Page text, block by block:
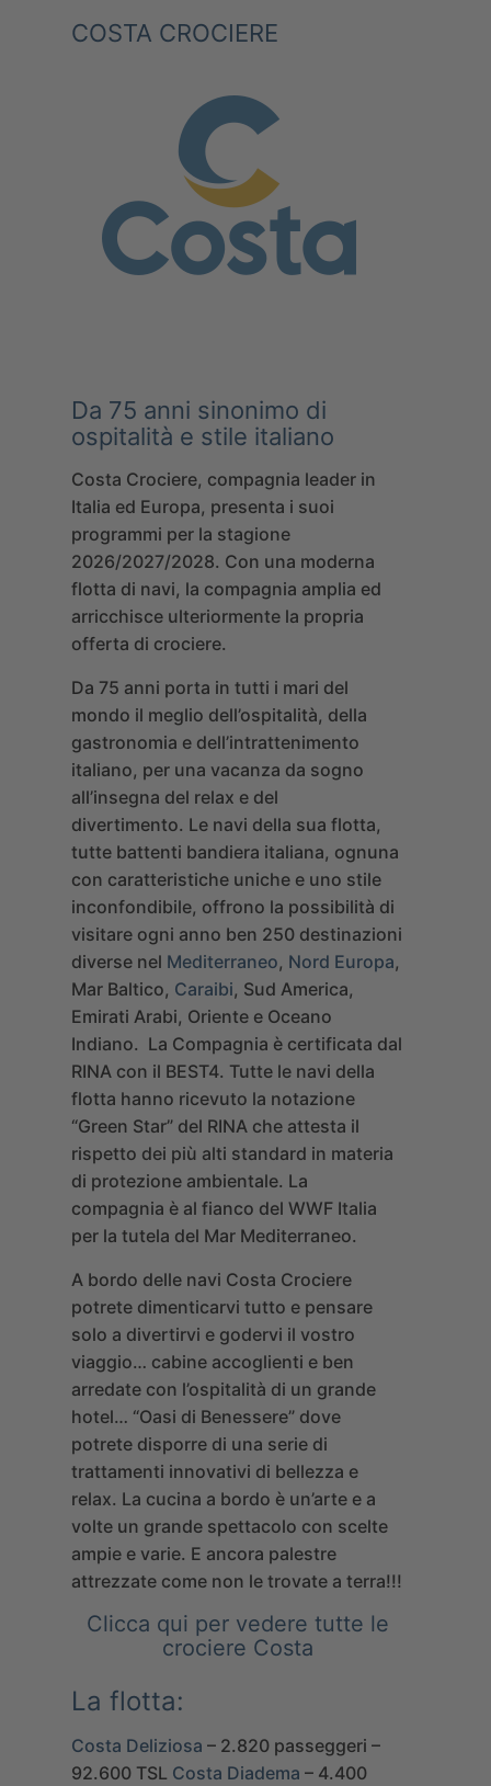
COSTA CROCIERE
Da 75 anni sinonimo di
ospitalità e stile italiano
Costa Crociere, compagnia leader in
Italia ed Europa, presenta i suoi
programmi per la stagione
2026/2027/2028. Con una moderna
flotta di navi, la compagnia amplia ed
arricchisce ulteriormente la propria
offerta di crociere.
Da 75 anni porta in tutti i mari del
mondo il meglio dell’ospitalità, della
gastronomia e dell’intrattenimento
italiano, per una vacanza da sogno
all’insegna del relax e del
divertimento. Le navi della sua flotta,
tutte battenti bandiera italiana, ognuna
con caratteristiche uniche e uno stile
inconfondibile, offrono la possibilità di
visitare ogni anno ben 250 destinazioni
diverse nel Mediterraneo, Nord Europa,
Mar Baltico, Caraibi, Sud America,
Emirati Arabi, Oriente e Oceano
Indiano. La Compagnia è certificata dal
RINA con il BEST4. Tutte le navi della
flotta hanno ricevuto la notazione
“Green Star” del RINA che attesta il
rispetto dei più alti standard in materia
di protezione ambientale. La
compagnia è al fianco del WWF Italia
per la tutela del Mar Mediterraneo.
A bordo delle navi Costa Crociere
potrete dimenticarvi tutto e pensare
solo a divertirvi e godervi il vostro
viaggio… cabine accoglienti e ben
arredate con l’ospitalità di un grande
hotel… “Oasi di Benessere” dove
potrete disporre di una serie di
trattamenti innovativi di bellezza e
relax. La cucina a bordo è un’arte e a
volte un grande spettacolo con scelte
ampie e varie. E ancora palestre
attrezzate come non le trovate a terra!!!
Clicca qui per vedere tutte le
crociere Costa
La flotta:
Costa Deliziosa – 2.820 passeggeri –
92.600 TSL Costa Diadema – 4.400